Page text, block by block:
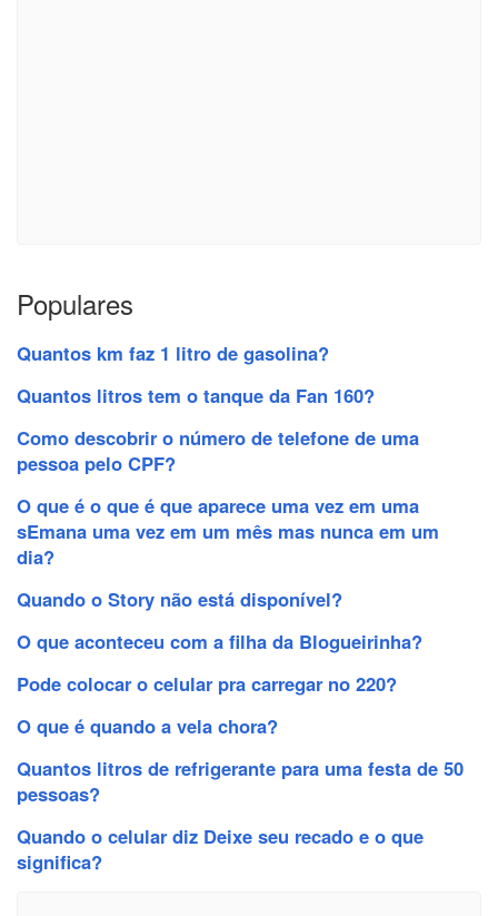
Populares
Quantos km faz 1 litro de gasolina?
Quantos litros tem o tanque da Fan 160?
Como descobrir o número de telefone de uma
pessoa pelo CPF?
O que é o que é que aparece uma vez em uma
sEmana uma vez em um mês mas nunca em um
dia?
Quando o Story não está disponível?
O que aconteceu com a filha da Blogueirinha?
Pode colocar o celular pra carregar no 220?
O que é quando a vela chora?
Quantos litros de refrigerante para uma festa de 50
pessoas?
Quando o celular diz Deixe seu recado e o que
significa?